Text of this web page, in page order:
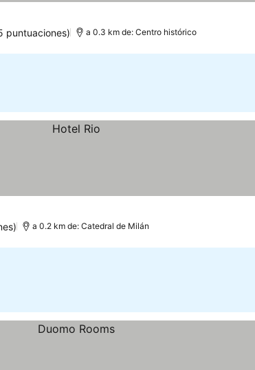
puntuaciones) a 0.3 km de: Centro histórico
a 0.2 km de: Catedral de Milán